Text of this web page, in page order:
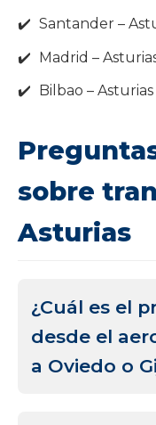
Santander –
Madrid –
Bilbao – Asturias
sobre
Asturias
¿Cuál es el
desde el
a Oviedo o